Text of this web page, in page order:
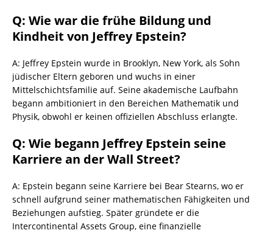
Q: Wie war die frühe Bildung und
Kindheit von Jeffrey Epstein?
A: Jeffrey Epstein wurde in Brooklyn, New York, als Sohn
jüdischer Eltern geboren und wuchs in einer
Mittelschichtsfamilie auf. Seine akademische Laufbahn
begann ambitioniert in den Bereichen Mathematik und
Physik, obwohl er keinen offiziellen Abschluss erlangte.
Q: Wie begann Jeffrey Epstein seine
Karriere an der Wall Street?
A: Epstein begann seine Karriere bei Bear Stearns, wo er
schnell aufgrund seiner mathematischen Fähigkeiten und
Beziehungen aufstieg. Später gründete er die
Intercontinental Assets Group, eine finanzielle